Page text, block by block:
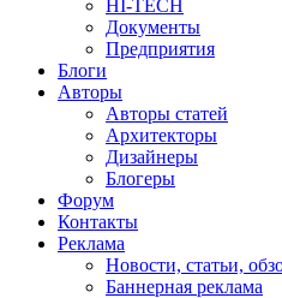
HI-TECH
Документы
Предприятия
Блоги
Авторы
Авторы статей
Архитекторы
Дизайнеры
Блогеры
Форум
Контакты
Реклама
Новости, статьи,
Баннерная реклама